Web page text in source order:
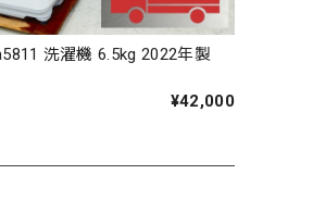
洗濯機 6.5kg 2022年製
¥42,000